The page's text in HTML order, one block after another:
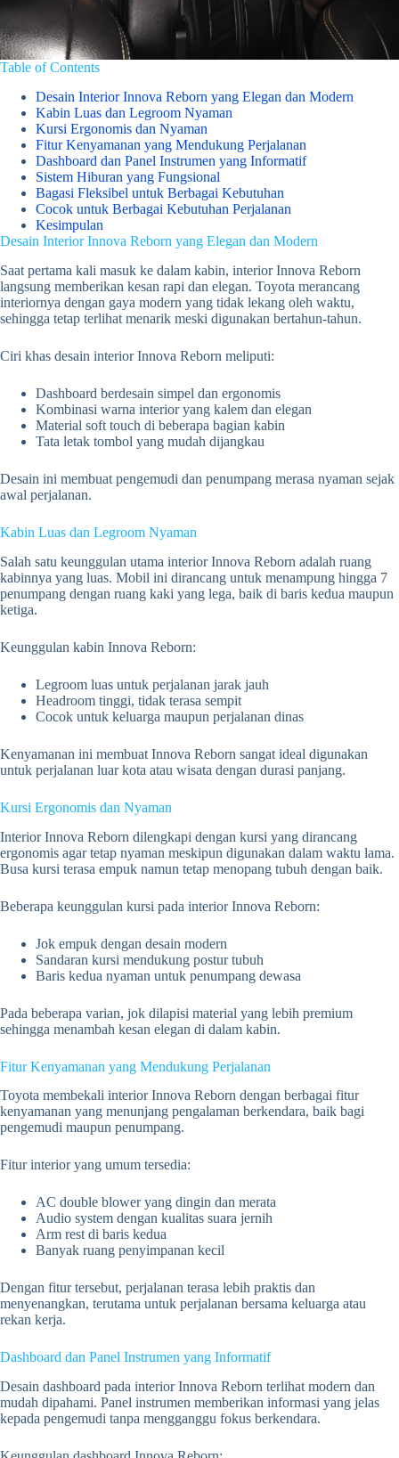
Table of Contents
Desain Interior Innova Reborn yang Elegan dan Modern
Kabin Luas dan Legroom Nyaman
Kursi Ergonomis dan Nyaman
Fitur Kenyamanan yang Mendukung Perjalanan
Dashboard dan Panel Instrumen yang Informatif
Sistem Hiburan yang Fungsional
Bagasi Fleksibel untuk Berbagai Kebutuhan
Cocok untuk Berbagai Kebutuhan Perjalanan
Kesimpulan
Desain Interior Innova Reborn yang Elegan dan Modern
Saat pertama kali masuk ke dalam kabin, interior Innova Reborn
langsung memberikan kesan rapi dan elegan. Toyota merancang
interiornya dengan gaya modern yang tidak lekang oleh waktu,
sehingga tetap terlihat menarik meski digunakan bertahun-tahun.
Ciri khas desain interior Innova Reborn meliputi:
Dashboard berdesain simpel dan ergonomis
Kombinasi warna interior yang kalem dan elegan
Material soft touch di beberapa bagian kabin
Tata letak tombol yang mudah dijangkau
Desain ini membuat pengemudi dan penumpang merasa nyaman sejak
awal perjalanan.
Kabin Luas dan Legroom Nyaman
Salah satu keunggulan utama interior Innova Reborn adalah ruang
kabinnya yang luas. Mobil ini dirancang untuk menampung hingga 7
penumpang dengan ruang kaki yang lega, baik di baris kedua maupun
ketiga.
Keunggulan kabin Innova Reborn:
Legroom luas untuk perjalanan jarak jauh
Headroom tinggi, tidak terasa sempit
Cocok untuk keluarga maupun perjalanan dinas
Kenyamanan ini membuat Innova Reborn sangat ideal digunakan
untuk perjalanan luar kota atau wisata dengan durasi panjang.
Kursi Ergonomis dan Nyaman
Interior Innova Reborn dilengkapi dengan kursi yang dirancang
ergonomis agar tetap nyaman meskipun digunakan dalam waktu lama.
Busa kursi terasa empuk namun tetap menopang tubuh dengan baik.
Beberapa keunggulan kursi pada interior Innova Reborn:
Jok empuk dengan desain modern
Sandaran kursi mendukung postur tubuh
Baris kedua nyaman untuk penumpang dewasa
Pada beberapa varian, jok dilapisi material yang lebih premium
sehingga menambah kesan elegan di dalam kabin.
Fitur Kenyamanan yang Mendukung Perjalanan
Toyota membekali interior Innova Reborn dengan berbagai fitur
kenyamanan yang menunjang pengalaman berkendara, baik bagi
pengemudi maupun penumpang.
Fitur interior yang umum tersedia:
AC double blower yang dingin dan merata
Audio system dengan kualitas suara jernih
Arm rest di baris kedua
Banyak ruang penyimpanan kecil
Dengan fitur tersebut, perjalanan terasa lebih praktis dan
menyenangkan, terutama untuk perjalanan bersama keluarga atau
rekan kerja.
Dashboard dan Panel Instrumen yang Informatif
Desain dashboard pada interior Innova Reborn terlihat modern dan
mudah dipahami. Panel instrumen memberikan informasi yang jelas
kepada pengemudi tanpa mengganggu fokus berkendara.